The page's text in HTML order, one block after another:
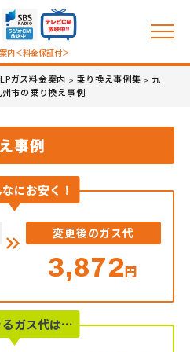
内＜料金保証付＞
ガス料金案内 > 乗り換え事例集 > 九
市の乗り換え事例
事例
にお安く！
変更後のガス代
3,872円
るガス代は…